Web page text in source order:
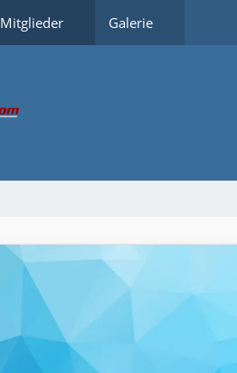
Mitglieder Galerie